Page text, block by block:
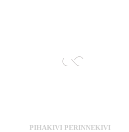
PIHAKIVI PERINNEKIVI